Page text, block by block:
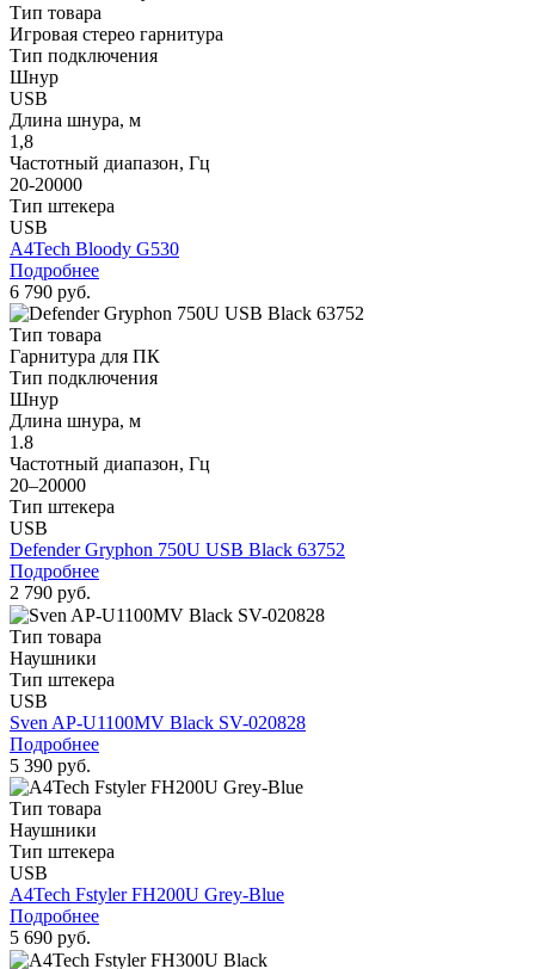
Тип товара
Игровая стерео гарнитура
Тип подключения
Шнур
USB
Длина шнура, м
1,8
Частотный диапазон, Гц
20-20000
Тип штекера
USB
A4Tech Bloody G530
Подробнее
6 790 руб.
Тип товара
Гарнитура для ПК
Тип подключения
Шнур
Длина шнура, м
1.8
Частотный диапазон, Гц
20–20000
Тип штекера
USB
Defender Gryphon 750U USB Black 63752
Подробнее
2 790 руб.
Тип товара
Наушники
Тип штекера
USB
Sven AP-U1100MV Black SV-020828
Подробнее
5 390 руб.
Тип товара
Наушники
Тип штекера
USB
A4Tech Fstyler FH200U Grey-Blue
Подробнее
5 690 руб.